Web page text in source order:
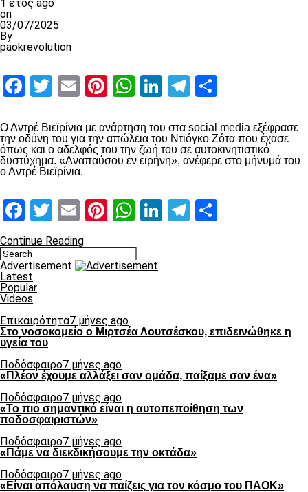
1 έτος ago
on
03/07/2025
By
paokrevolution
Facebook
Twitter
EmailPinterest
WhatsApp
LinkedIn
Telegram
Ο Αντρέ Βιεϊρίνια με ανάρτηση του στα social media εξέφρασε
την οδύνη του για την απώλεια του Ντιόγκο Ζότα που έχασε
όπως και ο αδελφός του την ζωή του σε αυτοκινητιστικό
δυστύχημα. «Αναπαύσου εν ειρήνη», ανέφερε στο μήνυμά του
ο Αντρέ Βιεϊρίνια.
Facebook
Twitter
EmailPinterest
WhatsApp
LinkedIn
Telegram
Continue Reading
Advertisement
Latest
Popular
Videos
Επικαιρότητα7 μήνες ago
Στο νοσοκομείο ο Μιρτσέα Λουτσέσκου, επιδεινώθηκε η
υγεία του
Ποδόσφαιρο7 μήνες ago
«Πλέον έχουμε αλλάξει σαν ομάδα, παίξαμε σαν ένα»
Ποδόσφαιρο7 μήνες ago
«Το πιο σημαντικό είναι η αυτοπεποίθηση των
ποδοσφαιριστών»
Ποδόσφαιρο7 μήνες ago
«Πάμε να διεκδικήσουμε την οκτάδα»
Ποδόσφαιρο7 μήνες ago
«Είναι απόλαυση να παίζεις για τον κόσμο του ΠΑΟΚ»